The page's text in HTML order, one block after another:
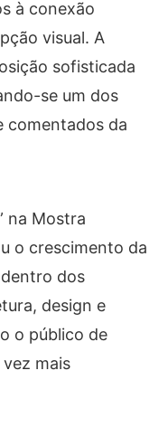
à conexão
visual. A
sofisticada
se um dos
comentados da
na Mostra
o crescimento da
dos
design e
o público de
mais